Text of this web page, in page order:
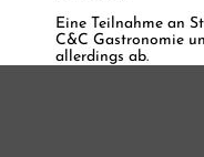
Eine Teilnahme an
C&C Gastronomie
allerdings ab.